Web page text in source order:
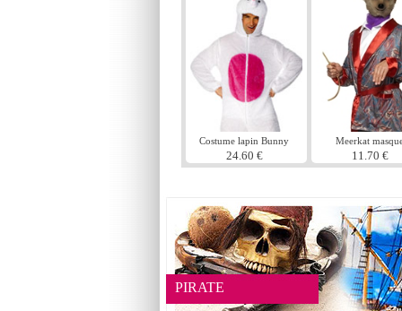
Costume lapin Bunny
24.60 €
Meerkat
11.70 €
PIRATE